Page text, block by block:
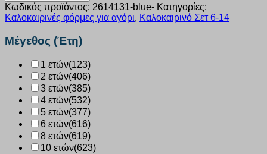
Joyce
“Letters”
μπλε
2614131
ποσότητα
Κωδικός προϊόντος: 2614131-blue- Κατηγορίες:
Καλοκαιρινές φόρμες για αγόρι, Καλοκαιρινό Σετ 6-14
Μέγεθος (Έτη)
1 ετών(123)
2 ετών(406)
3 ετών(385)
4 ετών(532)
5 ετών(377)
6 ετών(616)
8 ετών(619)
10 ετών(623)